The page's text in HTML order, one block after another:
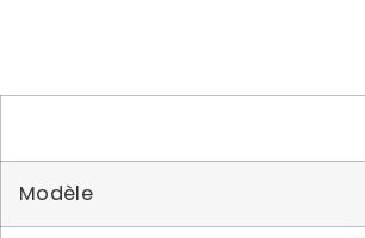
Modèle